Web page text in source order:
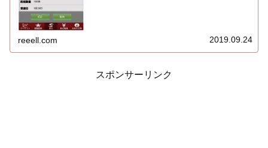
reeell.com 2019.09.24
スポンサーリンク